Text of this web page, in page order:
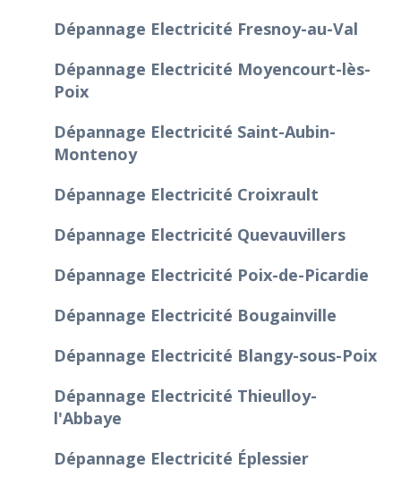
Dépannage Electricité Fresnoy-au-Val
Dépannage Electricité Moyencourt-lès-
Poix
Dépannage Electricité Saint-Aubin-
Montenoy
Dépannage Electricité Croixrault
Dépannage Electricité Quevauvillers
Dépannage Electricité Poix-de-Picardie
Dépannage Electricité Bougainville
Dépannage Electricité Blangy-sous-Poix
Dépannage Electricité Thieulloy-
l'Abbaye
Dépannage Electricité Éplessier